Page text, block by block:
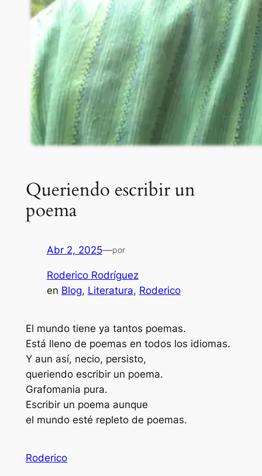
Queriendo escribir un
poema
Abr 2, 2025—por
Roderico Rodríguez
en Blog, Literatura, Roderico
El mundo tiene ya tantos poemas.
Está lleno de poemas en todos los idiomas.
Y aun así, necio, persisto,
queriendo escribir un poema.
Grafomania pura.
Escribir un poema aunque
el mundo esté repleto de poemas.
Roderico